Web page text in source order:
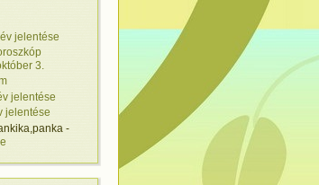
jelentése
3.
jelentése
jelentése
-